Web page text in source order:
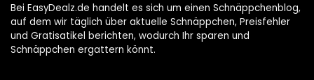
Bei EasyDealz.de handelt es sich um einen Schnäppchenblog,
auf dem wir täglich über aktuelle Schnäppchen, Preisfehler
und Gratisatikel berichten, wodurch Ihr sparen und
Schnäppchen ergattern könnt.